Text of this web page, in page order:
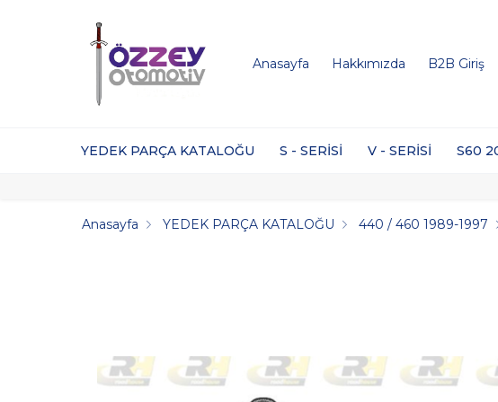
Anasayfa Hakkımızda B2B Giriş
YEDEK PARÇA KATALOĞU S - SERİSİ V - SERİSİ S60
Anasayfa YEDEK PARÇA KATALOĞU 440 / 460 1989-1997